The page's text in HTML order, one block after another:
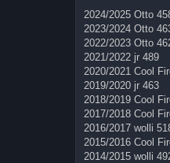
2024/2025 Otto
2023/2024 Otto
2022/2023 Otto
2021/2022 jr 489
2020/2021 Cool
2019/2020 jr 463
2018/2019 Cool
2017/2018 Cool
2016/2017 wolli
2015/2016 Cool
2014/2015 wolli